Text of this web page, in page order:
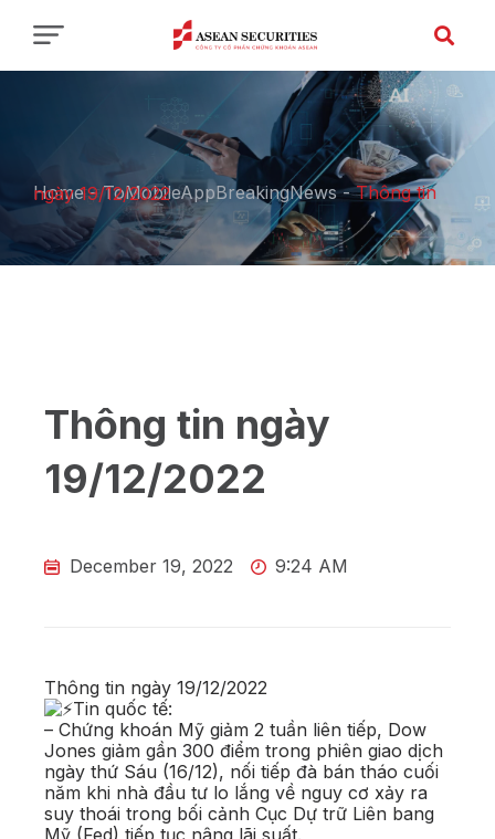
Home-ToMobileAppBreakingNews-
Thông tin ngày 19/12/2022
Thông tin ngày
19/12/2022
December 19, 2022 9:24 AM
Thông tin ngày 19/12/2022
Tin quốc tế:
– Chứng khoán Mỹ giảm 2 tuần liên tiếp, Dow
Jones giảm gần 300 điểm trong phiên giao dịch
ngày thứ Sáu (16/12), nối tiếp đà bán tháo cuối
năm khi nhà đầu tư lo lắng về nguy cơ xảy ra
suy thoái trong bối cảnh Cục Dự trữ Liên bang